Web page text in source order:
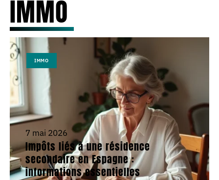
IMMO
IMMO
7 mai 2026
Impôts liés à une résidence
secondaire en Espagne :
informations essentielles